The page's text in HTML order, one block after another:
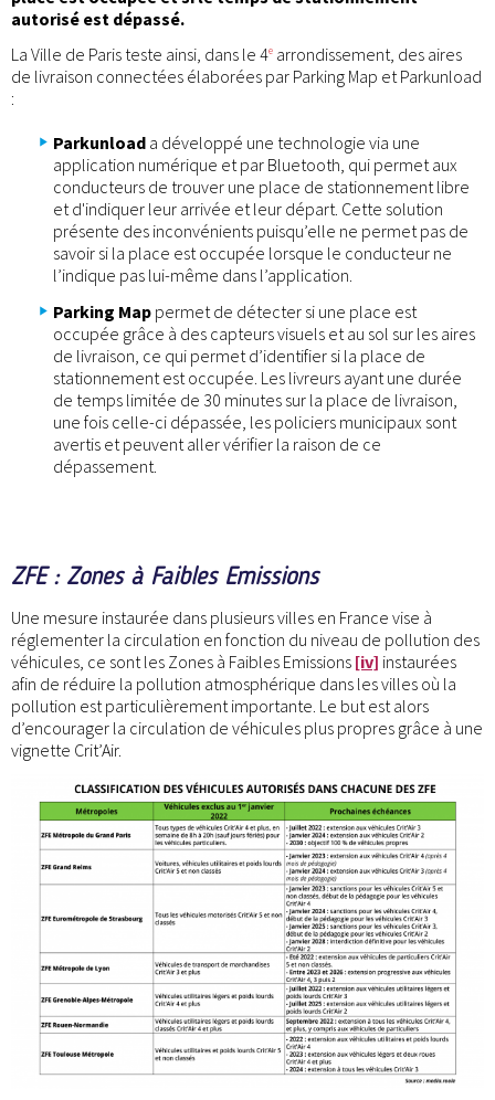
autorisé est dépassé.
La Ville de Paris teste ainsi, dans le 4e arrondissement, des aires
de livraison connectées élaborées par Parking Map et Parkunload
:
Parkunload a développé une technologie via une
application numérique et par Bluetooth, qui permet aux
conducteurs de trouver une place de stationnement libre
et d'indiquer leur arrivée et leur départ. Cette solution
présente des inconvénients puisqu’elle ne permet pas de
savoir si la place est occupée lorsque le conducteur ne
l’indique pas lui-même dans l’application.
Parking Map permet de détecter si une place est
occupée grâce à des capteurs visuels et au sol sur les aires
de livraison, ce qui permet d’identifier si la place de
stationnement est occupée. Les livreurs ayant une durée
de temps limitée de 30 minutes sur la place de livraison,
une fois celle-ci dépassée, les policiers municipaux sont
avertis et peuvent aller vérifier la raison de ce
dépassement.
ZFE : Zones à Faibles Emissions
Une mesure instaurée dans plusieurs villes en France vise à
réglementer la circulation en fonction du niveau de pollution des
véhicules, ce sont les Zones à Faibles Emissions [iv] instaurées
afin de réduire la pollution atmosphérique dans les villes où la
pollution est particulièrement importante. Le but est alors
d’encourager la circulation de véhicules plus propres grâce à une
vignette Crit’Air.